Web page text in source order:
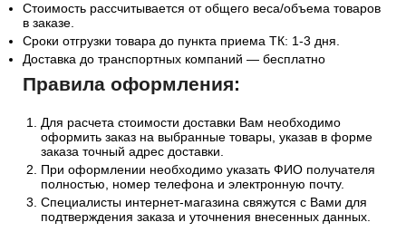
Стоимость рассчитывается от общего веса/объема товаров
в заказе.
Сроки отгрузки товара до пункта приема ТК: 1-3 дня.
Доставка до транспортных компаний — бесплатно
Правила оформления:
Для расчета стоимости доставки Вам необходимо
оформить заказ на выбранные товары, указав в форме
заказа точный адрес доставки.
При оформлении необходимо указать ФИО получателя
полностью, номер телефона и электронную почту.
Специалисты интернет-магазина свяжутся с Вами для
подтверждения заказа и уточнения внесенных данных.